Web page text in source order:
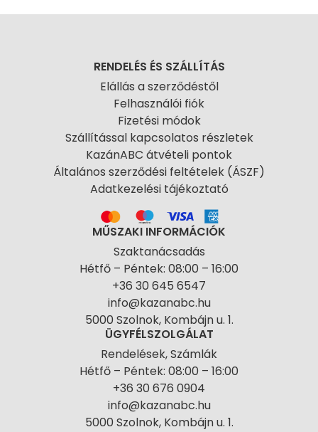
RENDELÉS ÉS SZÁLLÍTÁS
Elállás a szerződéstől
Felhasználói fiók
Fizetési módok
Szállítással kapcsolatos részletek
KazánABC átvételi pontok
Általános szerződési feltételek (ÁSZF)
Adatkezelési tájékoztató
MŰSZAKI INFORMÁCIÓK
Szaktanácsadás
Hétfő – Péntek: 08:00 – 16:00
+36 30 645 6547
info@kazanabc.hu
5000 Szolnok, Kombájn u. 1.
ÜGYFÉLSZOLGÁLAT
Rendelések, Számlák
Hétfő – Péntek: 08:00 – 16:00
+36 30 676 0904
info@kazanabc.hu
5000 Szolnok, Kombájn u. 1.